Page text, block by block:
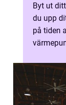
Byt ut
du upp
på tiden